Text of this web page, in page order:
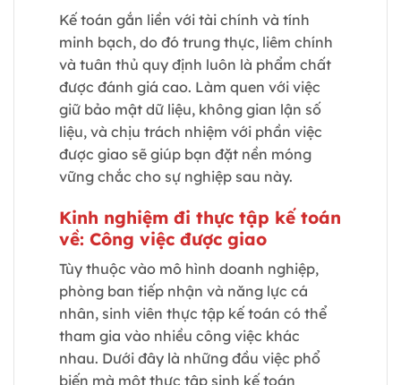
Kế toán gắn liền với tài chính và tính
minh bạch, do đó trung thực, liêm chính
và tuân thủ quy định luôn là phẩm chất
được đánh giá cao. Làm quen với việc
giữ bảo mật dữ liệu, không gian lận số
liệu, và chịu trách nhiệm với phần việc
được giao sẽ giúp bạn đặt nền móng
vững chắc cho sự nghiệp sau này.
Kinh nghiệm đi thực tập kế toán
về: Công việc được giao
Tùy thuộc vào mô hình doanh nghiệp,
phòng ban tiếp nhận và năng lực cá
nhân, sinh viên thực tập kế toán có thể
tham gia vào nhiều công việc khác
nhau. Dưới đây là những đầu việc phổ
biến mà một thực tập sinh kế toán